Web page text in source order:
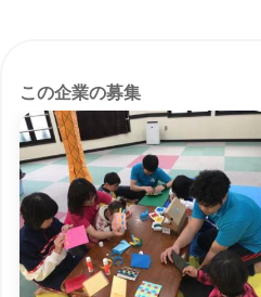
この企業の募集